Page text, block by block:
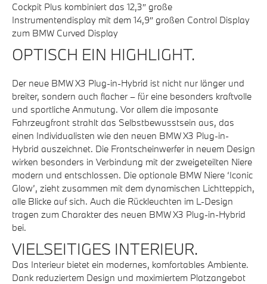
Cockpit Plus kombiniert das 12,3″ große
Instrumentendisplay mit dem 14,9″ großen Control Display
zum BMW Curved Display
OPTISCH EIN HIGHLIGHT.
Der neue BMW X3 Plug-in-Hybrid ist nicht nur länger und
breiter, sondern auch flacher – für eine besonders kraftvolle
und sportliche Anmutung. Vor allem die imposante
Fahrzeugfront strahlt das Selbstbewusstsein aus, das
einen Individualisten wie den neuen BMW X3 Plug-in-
Hybrid auszeichnet. Die Frontscheinwerfer in neuem Design
wirken besonders in Verbindung mit der zweigeteilten Niere
modern und entschlossen. Die optionale BMW Niere ‘Iconic
Glow’, zieht zusammen mit dem dynamischen Lichtteppich,
alle Blicke auf sich. Auch die Rückleuchten im L-Design
tragen zum Charakter des neuen BMW X3 Plug-in-Hybrid
bei.
VIELSEITIGES INTERIEUR.
Das Interieur bietet ein modernes, komfortables Ambiente.
Dank reduziertem Design und maximiertem Platzangebot